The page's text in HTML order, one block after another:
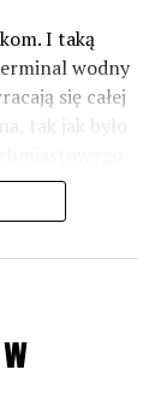
I taką
wodny
się całej
tak jak było
Pomorza,
jest naszą
PiS 9
się
Naszą